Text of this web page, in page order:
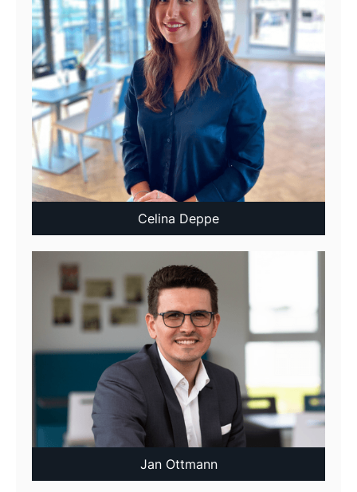
Celina Deppe
Jan Ottmann